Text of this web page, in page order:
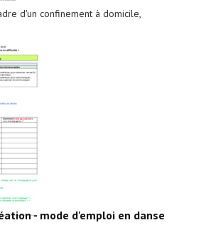
d'un confinement à domicile,
- mode d'emploi en danse